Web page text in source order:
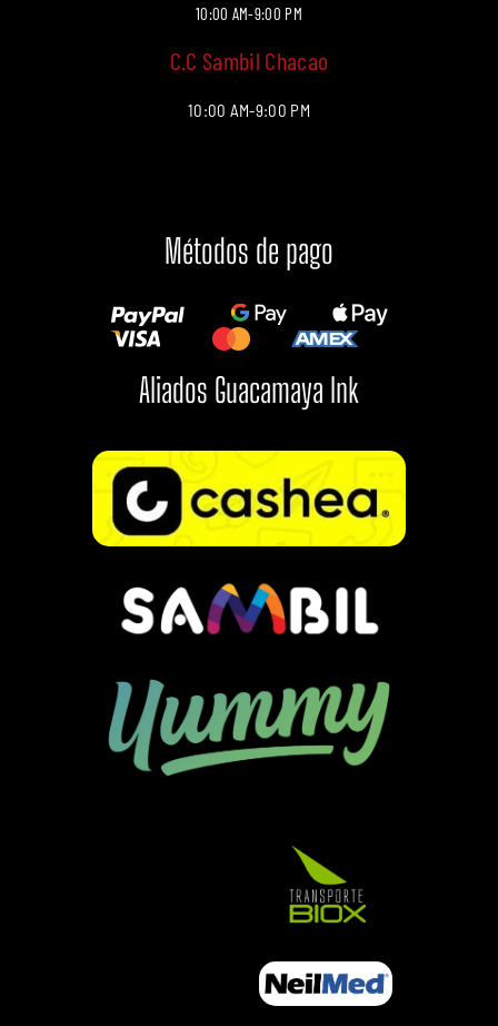
10:00 AM-9:00 PM
C.C Sambil Chacao
10:00 AM-9:00 PM
Métodos de pago
Aliados Guacamaya Ink